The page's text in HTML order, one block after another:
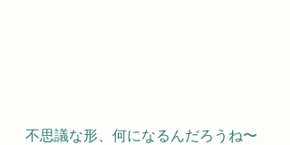
不思議な形、何になるんだろうね〜